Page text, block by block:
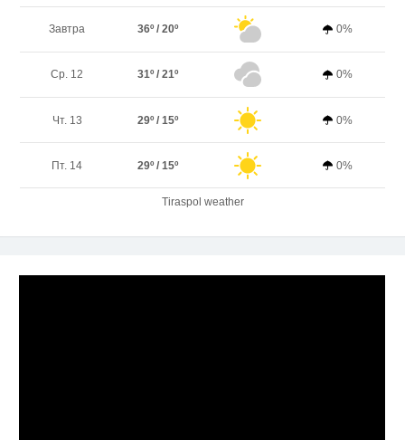
Завтра 36º / 20º 0%
Ср. 12 31º / 21º 0%
Чт. 13 29º / 15º 0%
Пт. 14 29º / 15º 0%
Tiraspol weather